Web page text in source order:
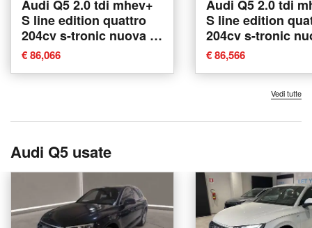
Audi Q5 2.0 tdi mhev+
S line edition quattro
204cv s-tronic nuova a
Conegliano
€ 86,066
Audi Q5 2.0 tdi
S line edition
204cv s-tronic
Conegliano
€ 86,566
Vedi tutte
Audi Q5 usate